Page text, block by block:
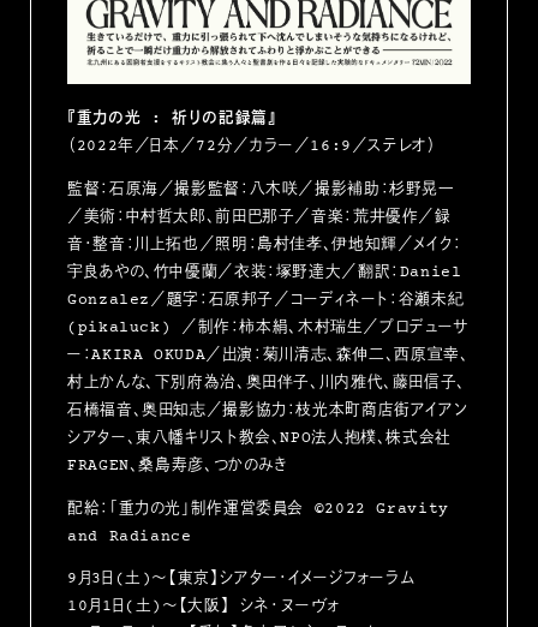
『重力の光 : 祈りの記録篇』
（2022年／日本／72分／カラー／16:9／ステレオ）
監督：石原海／撮影監督：八木咲／撮影補助：杉野晃一
／美術：中村哲太郎、前田巴那子／音楽：荒井優作／録
音・整音：川上拓也／照明：島村佳孝、伊地知輝／メイク：
宇良あやの、竹中優蘭／衣装：塚野達大／翻訳：Daniel
Gonzalez／題字：石原邦子／コーディネート：谷瀬未紀
(pikaluck) ／制作：柿本絹、木村瑞生／プロデューサ
ー：AKIRA OKUDA／出演：菊川清志、森伸二、⻄原宣幸、
村上かんな、下別府為治、奥田伴子、川内雅代、藤田信子、
石橋福音、奥田知志／撮影協力：枝光本町商店街アイアン
シアター、東八幡キリスト教会、NPO法人抱樸、株式会社
FRAGEN、桑島寿彦、つかのみき
配給：「重力の光」制作運営委員会 ©2022 Gravity
and Radiance
9月3日(土)〜【東京】シアター・イメージフォーラム
10月1日(土)～【大阪】 シネ・ヌーヴォ